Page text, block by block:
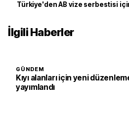
Türkiye'den AB vize serbestisi
İlgili Haberler
GÜNDEM
Kıyı alanları için yeni
yayımlandı